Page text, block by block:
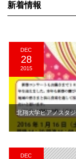
新着情報
DEC
28
2015
北翔大学ピアノスタ
DEC